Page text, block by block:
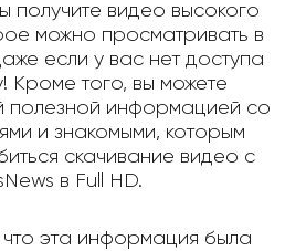
получите видео высокого
можно просматривать в
если у вас нет доступа
Кроме того, вы можете
полезной информацией со
и знакомыми, которым
скачивание видео с
в Full HD.
эта информация была